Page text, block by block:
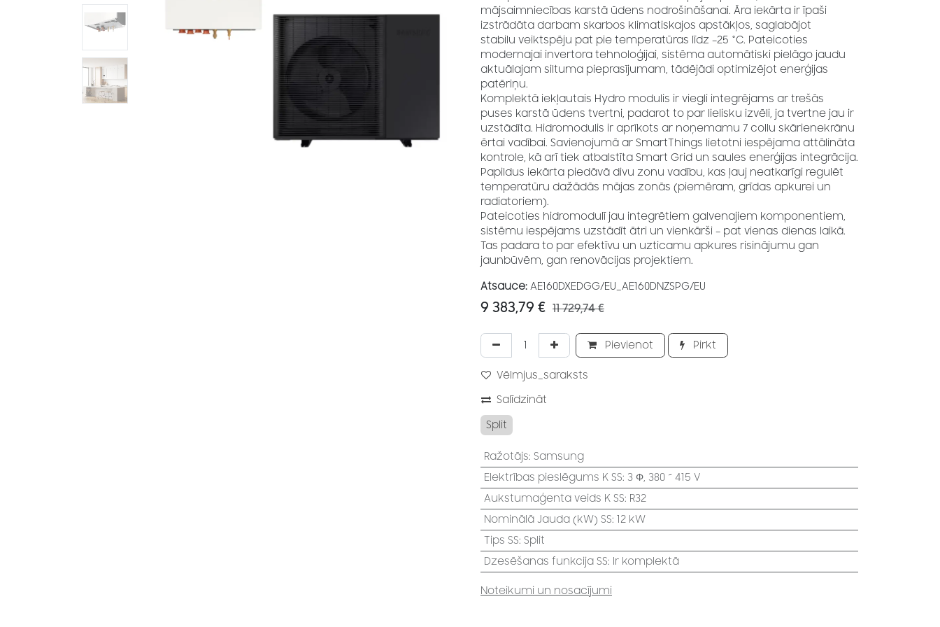
mājsaimniecības karstā ūdens nodrošināšanai. Āra iekārta ir īpaši
izstrādāta darbam skarbos klimatiskajos apstākļos, saglabājot
stabilu veiktspēju pat pie temperatūras līdz –25 °C. Pateicoties
modernajai invertora tehnoloģijai, sistēma automātiski pielāgo jaudu
aktuālajam siltuma pieprasījumam, tādējādi optimizējot enerģijas
patēriņu.
Komplektā iekļautais Hydro modulis ir viegli integrējams ar trešās
puses karstā ūdens tvertni, padarot to par lielisku izvēli, ja tvertne jau ir
uzstādīta. Hidromodulis ir aprīkots ar noņemamu 7 collu skārienekrānu
ērtai vadībai. Savienojumā ar SmartThings lietotni iespējama attālināta
kontrole, kā arī tiek atbalstīta Smart Grid un saules enerģijas integrācija.
Papildus iekārta piedāvā divu zonu vadību, kas ļauj neatkarīgi regulēt
temperatūru dažādās mājas zonās (piemēram, grīdas apkurei un
radiatoriem).
Pateicoties hidromodulī jau integrētiem galvenajiem komponentiem,
sistēmu iespējams uzstādīt ātri un vienkārši – pat vienas dienas laikā.
Tas padara to par efektīvu un uzticamu apkures risinājumu gan
jaunbūvēm, gan renovācijas projektiem.
Atsauce: AE160DXEDGG/EU_AE160DNZSPG/EU
9 383,79 € 11 729,74€
Pievienot Pirkt
Vēlmjus_saraksts
Salīdzināt
Split
Ražotājs: Samsung
Elektrības pieslēgums K SS: 3 Φ, 380 ~ 415 V
Aukstumaģenta veids K SS: R32
Nominālā Jauda (kW) SS: 12 kW
Tips SS: Split
Dzesēšanas funkcija SS: Ir komplektā
Noteikumi un nosacījumi